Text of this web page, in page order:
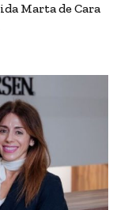
Marta de Cara